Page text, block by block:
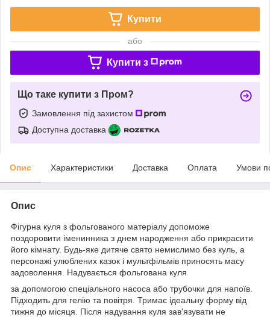
Купити
або
Купити з
Що таке купити з Пром?
Замовлення під захистом
Доступна доставка
Опис Характеристики Доставка Оплата Умови
Опис
Фігурна куля з фольгованого матеріалу допоможе
поздоровити іменинника з днем народження або прикрасити
його кімнату. Будь-яке дитяче свято немислимо без куль, а
персонажі улюблених казок і мультфільмів приносять масу
задоволення. Надувається фольгована куля
за допомогою спеціального насоса або трубочки для напоїв.
Підходить для гелію та повітря. Тримає ідеальну форму від
тижня до місяця. Після надування куля зав'язувати не